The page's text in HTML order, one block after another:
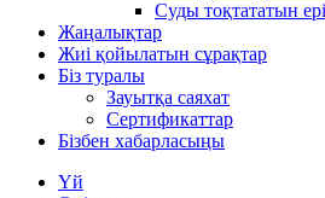
Суды тоқтататын
Жаңалықтар
Жиі қойылатын сұрақтар
Біз туралы
Зауытқа саяхат
Сертификаттар
Бізбен хабарласыңы
Үй